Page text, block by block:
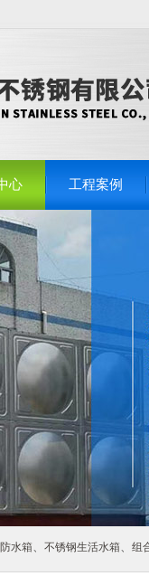
心 工程案例
水箱、 不锈钢生活水箱、 组